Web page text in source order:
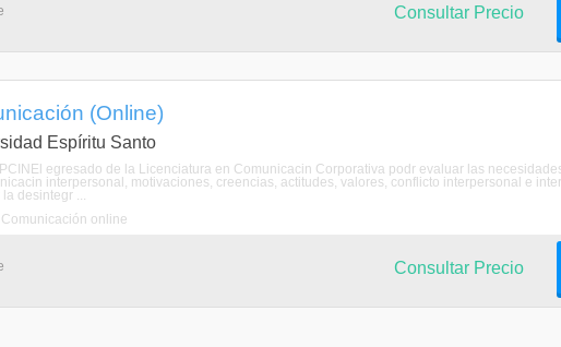
Consultar Precio
(Online)
Espíritu Santo
egresado de la Licenciatura en Comunicacin Corporativa podr evaluar las
interpersonal, motivaciones, creencias, actitudes, valores, conflicto interpersonal e
la desintegr ...
Comunicación online
Consultar Precio